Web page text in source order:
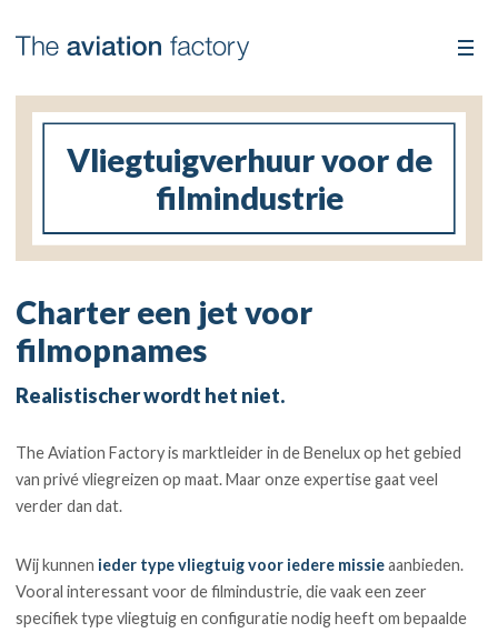
Vliegtuigverhuur voor de
filmindustrie
Charter een jet voor
filmopnames
Realistischer wordt het niet.
The Aviation Factory is marktleider in de Benelux op het gebied
van privé vliegreizen op maat. Maar onze expertise gaat veel
verder dan dat.
Wij kunnen ieder type vliegtuig voor iedere missieaanbieden.
Vooral interessant voor de filmindustrie, die vaak een zeer
specifiek type vliegtuig en configuratie nodig heeft om bepaalde